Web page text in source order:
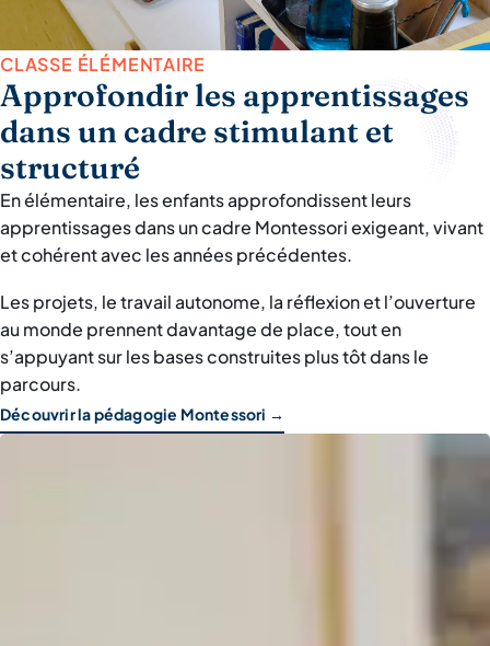
CLASSE ÉLÉMENTAIRE
Approfondir les apprentissages
dans un cadre stimulant et
structuré
En élémentaire, les enfants approfondissent leurs
apprentissages dans un cadre Montessori exigeant, vivant
et cohérent avec les années précédentes.
Les projets, le travail autonome, la réflexion et l’ouverture
au monde prennent davantage de place, tout en
s’appuyant sur les bases construites plus tôt dans le
parcours.
Découvrir la pédagogie Montessori →